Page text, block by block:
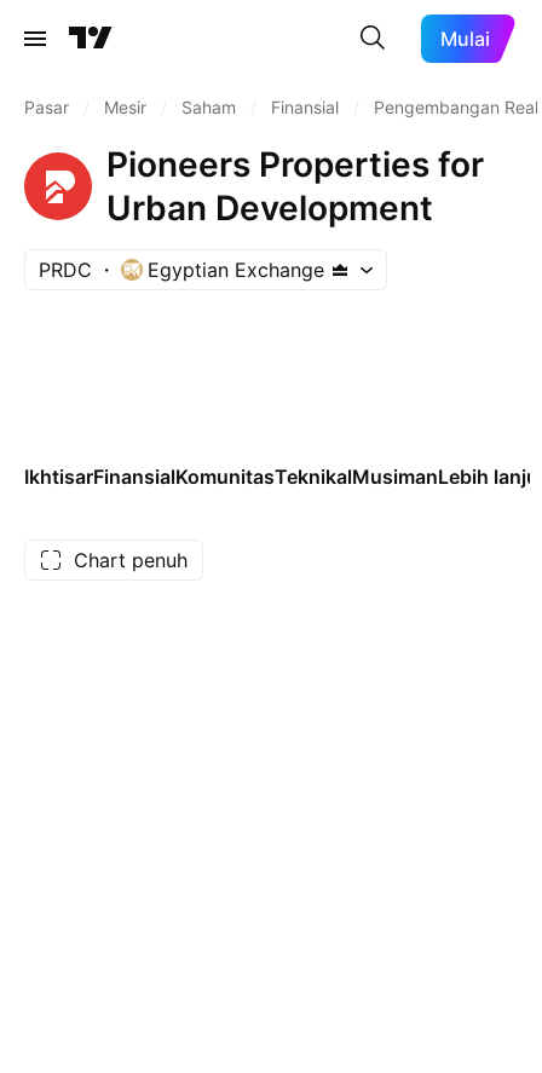
Mulai
Pasar Mesir Saham Finansial Pengembangan
Pioneers Properties for
Urban Development
PRDC Egyptian Exchange
IkhtisarFinansialKomunitasTeknikalMusimanLebih
Chart penuh